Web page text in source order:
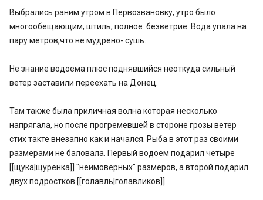
Выбрались раним утром в Первозвановку, утро было
многообещающим, штиль, полное безветрие. Вода упала на
пару метров,что не мудрено- сушь.
Не знание водоема плюс поднявшийся неоткуда сильный
ветер заставили переехать на Донец.
Там также была приличная волна которая несколько
напрягала, но после прогремевшей в стороне грозы ветер
стих такте внезапно как и начался. Рыба в этот раз своими
размерами не баловала. Первый водоем подарил четыре
[[щука|щуренка]] "неимоверных" размеров, а второй подарил
двух подростков [[голавль|голавликов]].